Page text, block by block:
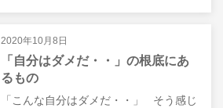
2020年10月8日
「自分はダメだ・・」の根底にあ
るもの
「こんな自分はダメだ・・」 そう感じ